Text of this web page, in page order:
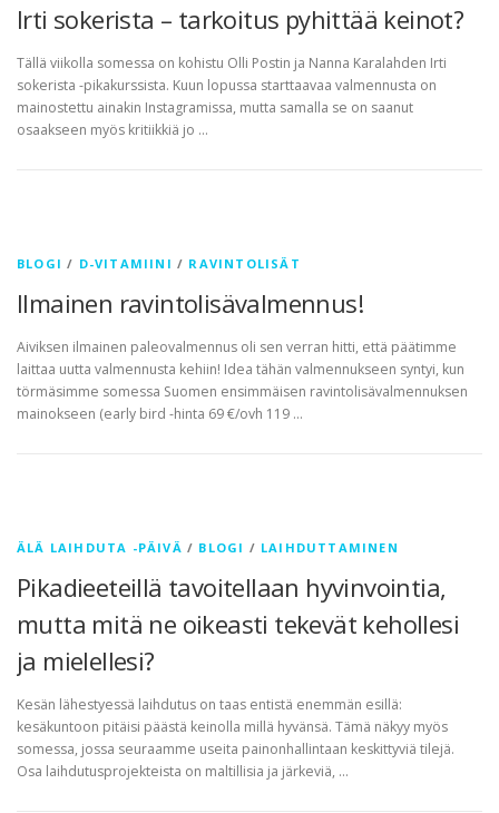
Irti sokerista – tarkoitus pyhittää keinot?
Tällä viikolla somessa on kohistu Olli Postin ja Nanna Karalahden Irti
sokerista -pikakurssista. Kuun lopussa starttaavaa valmennusta on
mainostettu ainakin Instagramissa, mutta samalla se on saanut
osaakseen myös kritiikkiä jo …
BLOGI / D-VITAMIINI / RAVINTOLISÄT
Ilmainen ravintolisävalmennus!
Aiviksen ilmainen paleovalmennus oli sen verran hitti, että päätimme
laittaa uutta valmennusta kehiin! Idea tähän valmennukseen syntyi, kun
törmäsimme somessa Suomen ensimmäisen ravintolisävalmennuksen
mainokseen (early bird -hinta 69 €/ovh 119 …
ÄLÄ LAIHDUTA -PÄIVÄ / BLOGI / LAIHDUTTAMINEN
Pikadieeteillä tavoitellaan hyvinvointia,
mutta mitä ne oikeasti tekevät kehollesi
ja mielellesi?
Kesän lähestyessä laihdutus on taas entistä enemmän esillä:
kesäkuntoon pitäisi päästä keinolla millä hyvänsä. Tämä näkyy myös
somessa, jossa seuraamme useita painonhallintaan keskittyviä tilejä.
Osa laihdutusprojekteista on maltillisia ja järkeviä, …